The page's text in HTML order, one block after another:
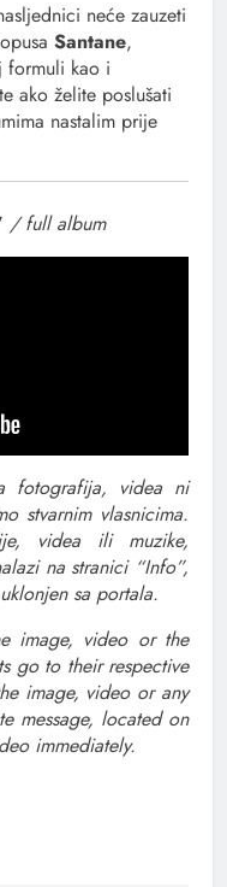
neće zauzeti
Santane,
formuli kao i
ako želite poslušati
nastalim prije
/ full album
fotografija, videa ni
stvarnim vlasnicima.
videa ili muzike,
na stranici “Info”,
sa portala.
image, video or the
go to their respective
image, video or any
message, located on
immediately.